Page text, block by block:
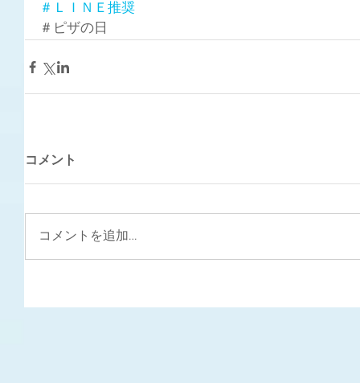
＃ＬＩＮＥ推奨
＃ピザの日
コメント
コメントを追加…